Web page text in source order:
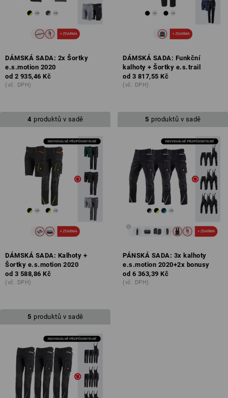
DÁMSKÁ SADA: 2x Šortky
e.s.motion 2020
od 2 935,46 Kč
(vč. DPH)
DÁMSKÁ SADA: Funkční
kalhoty + Šortky e.s.trail
od 3 817,55 Kč
(vč. DPH)
4 produktů v sadě
DÁMSKÁ SADA: Kalhoty +
Šortky e.s.motion 2020
od 3 588,86 Kč
(vč. DPH)
5 produktů v sadě
PÁNSKÁ SADA: 3x kalhoty
e.s.motion 2020+2x bonusy
od 6 363,39 Kč
(vč. DPH)
5 produktů v sadě